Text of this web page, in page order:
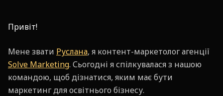
Привіт!
Мене звати Руслана, я контент-маркетолог агенції
Solve Marketing. Сьогодні я спілкувалася з нашою
командою, щоб дізнатися, яким має бути
маркетинг для освітнього бізнесу.